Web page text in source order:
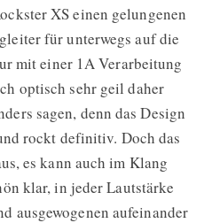
XS einen gelungenen
für unterwegs auf die
mit einer 1A Verarbeitung
optisch sehr geil daher
sagen, denn das Design
rockt definitiv. Doch das
es kann auch im Klang
klar, in jeder Lautstärke
ausgewogenen aufeinander